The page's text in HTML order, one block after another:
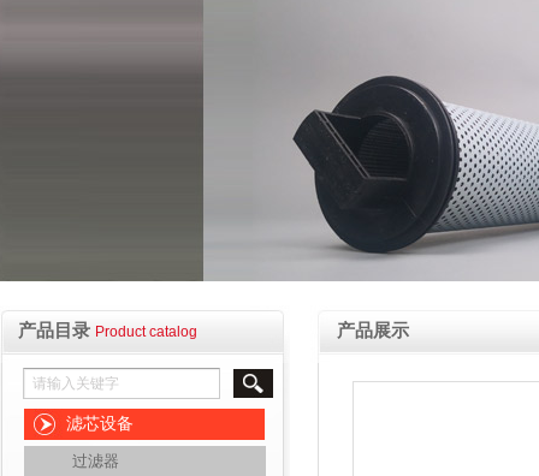
产品目录 Product catalog
滤芯设备
过滤器
产品展示